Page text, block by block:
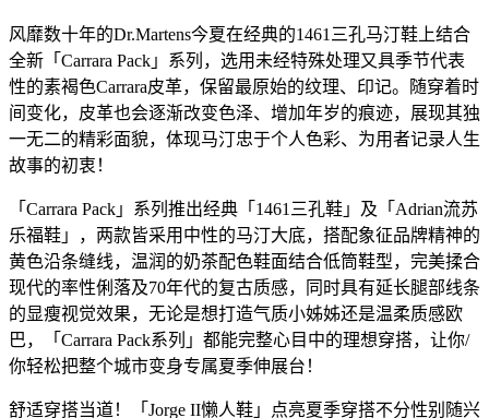
风靡数十年的Dr.Martens今夏在经典的1461三孔马汀鞋上结合
全新「Carrara Pack」系列，选用未经特殊处理又具季节代表
性的素褐色Carrara皮革，保留最原始的纹理、印记。随穿着时
间变化，皮革也会逐渐改变色泽、增加年岁的痕迹，展现其独
一无二的精彩面貌，体现马汀忠于个人色彩、为用者记录人生
故事的初衷！
「Carrara Pack」系列推出经典「1461三孔鞋」及「Adrian流苏
乐福鞋」，两款皆采用中性的马汀大底，搭配象征品牌精神的
黄色沿条缝线，温润的奶茶配色鞋面结合低筒鞋型，完美揉合
现代的率性俐落及70年代的复古质感，同时具有延长腿部线条
的显瘦视觉效果，无论是想打造气质小姊姊还是温柔质感欧
巴，「Carrara Pack系列」都能完整心目中的理想穿搭，让你/
你轻松把整个城市变身专属夏季伸展台！
舒适穿搭当道！「Jorge II懒人鞋」点亮夏季穿搭不分性别随兴